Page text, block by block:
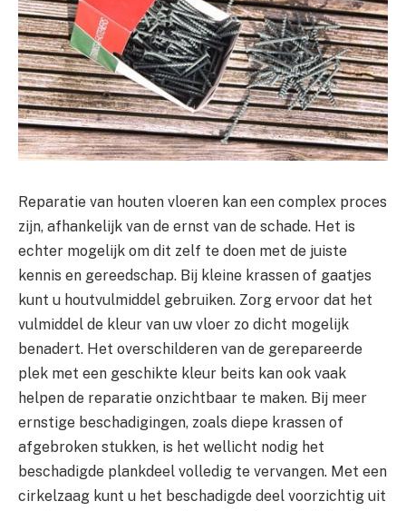
Reparatie van houten vloeren kan een complex proces
zijn, afhankelijk van de ernst van de schade. Het is
echter mogelijk om dit zelf te doen met de juiste
kennis en gereedschap. Bij kleine krassen of gaatjes
kunt u houtvulmiddel gebruiken. Zorg ervoor dat het
vulmiddel de kleur van uw vloer zo dicht mogelijk
benadert. Het overschilderen van de gerepareerde
plek met een geschikte kleur beits kan ook vaak
helpen de reparatie onzichtbaar te maken. Bij meer
ernstige beschadigingen, zoals diepe krassen of
afgebroken stukken, is het wellicht nodig het
beschadigde plankdeel volledig te vervangen. Met een
cirkelzaag kunt u het beschadigde deel voorzichtig uit